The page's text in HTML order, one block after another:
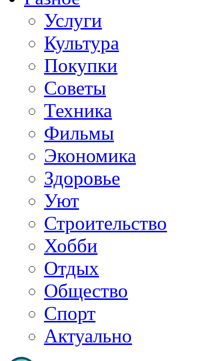
Услуги
Культура
Покупки
Советы
Техника
Фильмы
Экономика
Здоровье
Уют
Строительство
Хобби
Отдых
Общество
Спорт
Актуально